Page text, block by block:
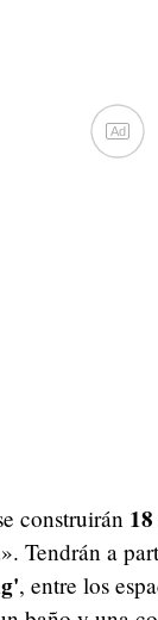
Ad
construirán
». Tendrán a
, entre los